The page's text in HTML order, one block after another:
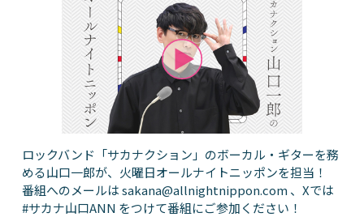
ロックバンド「サカナクション」のボーカル・ギターを務
める山口一郎が、火曜日オールナイトニッポンを担当！
番組へのメールはsakana@allnightnippon.com 、Xでは
#サカナ山口ANN をつけて番組にご参加ください！